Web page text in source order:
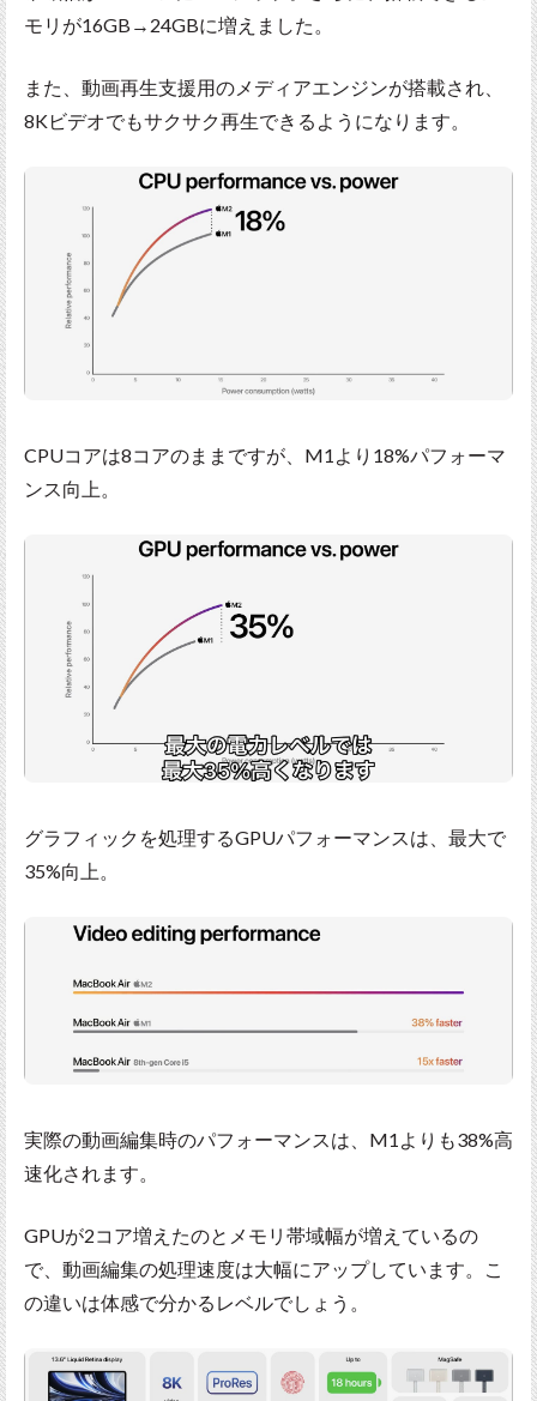
モリが16GB→24GBに増えました。
また、動画再生支援用のメディアエンジンが搭載され、
8Kビデオでもサクサク再生できるようになります。
CPUコアは8コアのままですが、M1より18%パフォーマ
ンス向上。
グラフィックを処理するGPUパフォーマンスは、最大で
35%向上。
実際の動画編集時のパフォーマンスは、M1よりも38%高
速化されます。
GPUが2コア増えたのとメモリ帯域幅が増えているの
で、動画編集の処理速度は大幅にアップしています。こ
の違いは体感で分かるレベルでしょう。